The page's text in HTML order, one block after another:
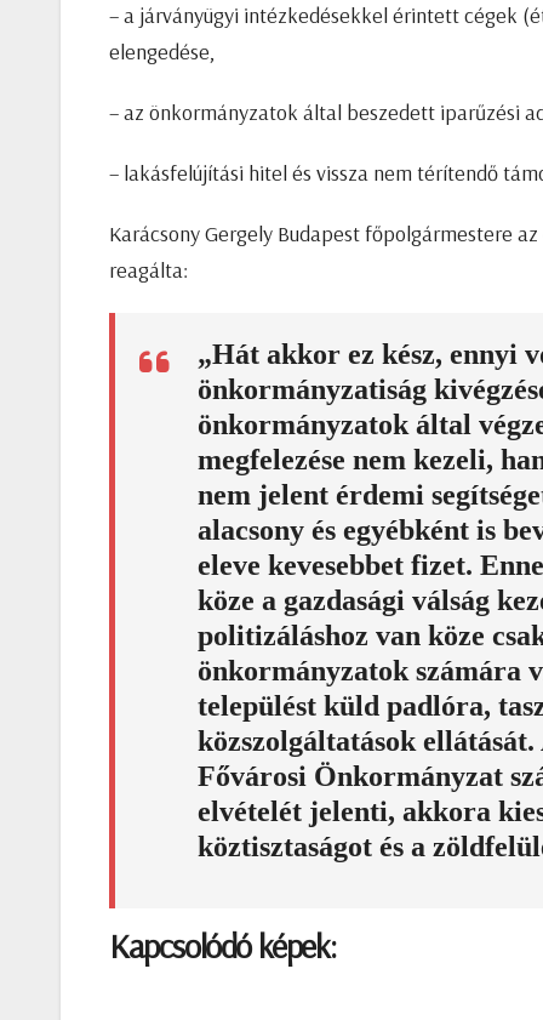
– a járványügyi intézkedésekkel érintett cégek
elengedése,
– az önkormányzatok által beszedett iparűzési
– lakásfelújítási hitel és vissza nem térítendő
Karácsony Gergely Budapest főpolgármestere
reagálta:
„Hát akkor ez kész, ennyi
önkormányzatiság
önkormányzatok által
megfelezése nem kezeli,
nem jelent érdemi
alacsony és egyébként is
eleve kevesebbet fizet.
köze a gazdasági válság
politizáláshoz van köze
önkormányzatok számára
települést küld padlóra,
közszolgáltatások ellátását.
Fővárosi Önkormányzat
elvételét jelenti, akkora
köztisztaságot és a
Kapcsolódó képek: